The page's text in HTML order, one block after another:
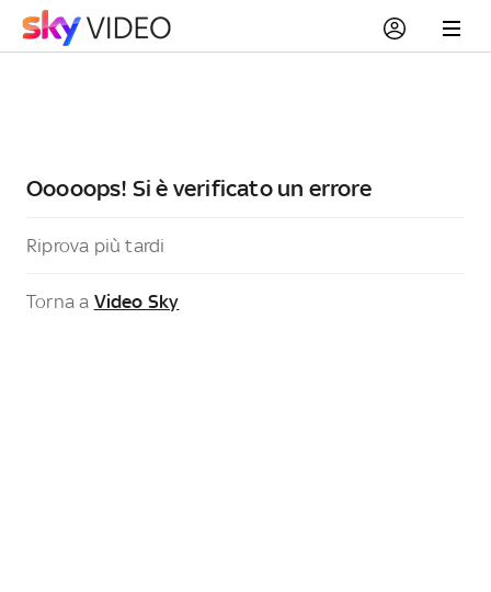
Ooooops! Si è verificato un errore
Riprova più tardi
Torna a Video Sky